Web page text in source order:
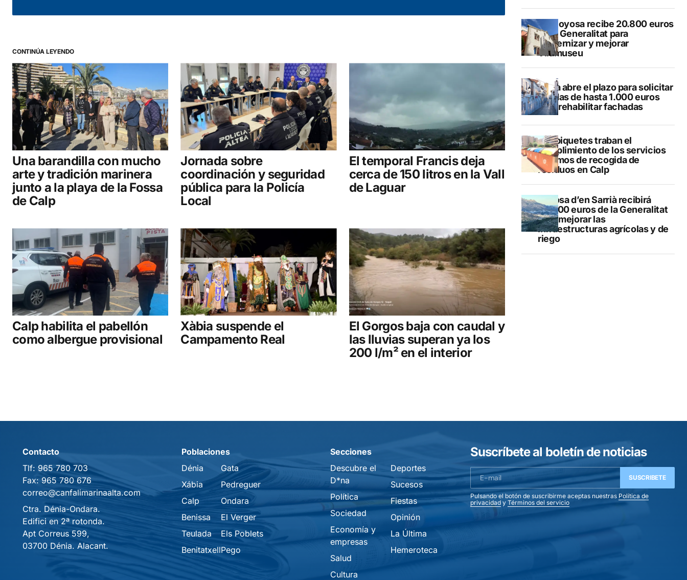
CONTINÚA LEYENDO
Una barandilla con mucho
arte y tradición marinera
junto a la playa de la Fossa
de Calp
Jornada sobre
coordinación y seguridad
pública para la Policía
Local
El temporal Francis deja
cerca de 150 litros en la Vall
de Laguar
Calp habilita el pabellón
como albergue provisional
Xàbia suspende el
Campamento Real
El Gorgos baja con caudal y
las lluvias superan ya los
200 l/m² en el interior
Villajoyosa recibe 20.800 euros
de la Generalitat para
modernizar y mejorar
Vilamuseu
Altea abre el plazo para solicitar
ayudas de hasta 1.000 euros
para rehabilitar fachadas
Los piquetes traban el
cumplimiento de los servicios
mínimos de recogida de
residuos en Calp
Callosa d’en Sarrià recibirá
40.000 euros de la Generalitat
para mejorar las
infraestructuras agrícolas y de
riego
Contacto
Tlf: 965 780 703
Fax: 965 780 676
correo@canfalimarinaalta.com
Ctra. Dénia-Ondara.
Edifici en 2ª rotonda.
Apt Correus 599,
03700 Dénia. Alacant.
Poblaciones
Dénia
Xábia
Calp
Benissa
Teulada
Benitatxell
Gata
Pedreguer
Ondara
El Verger
Els Poblets
Pego
Secciones
Descubre el
D*na
Política
Sociedad
Economía y
empresas
Salud
Cultura
Deportes
Sucesos
Fiestas
Opinión
La Última
Hemeroteca
Suscríbete al boletín de noticias
SUSCRIBETE
Pulsando el botón de suscribirme aceptas nuestras Política de
privacidad y Términos del servicio